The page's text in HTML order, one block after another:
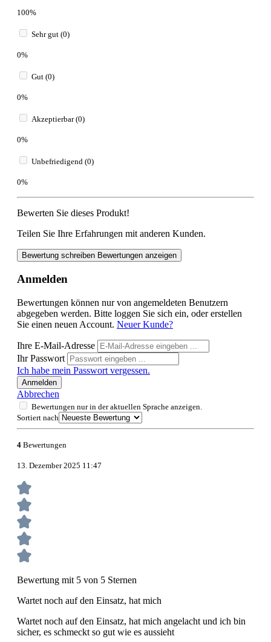
100%
Sehr gut (0)
0%
Gut (0)
0%
Akzeptierbar (0)
0%
Unbefriedigend (0)
0%
Bewerten Sie dieses Produkt!
Teilen Sie Ihre Erfahrungen mit anderen Kunden.
Bewertung schreiben Bewertungen anzeigen
Anmelden
Bewertungen können nur von angemeldeten Benutzern
abgegeben werden. Bitte loggen Sie sich ein, oder erstellen
Sie einen neuen Account. Neuer Kunde?
Ihre E-Mail-Adresse
Ihr Passwort
Ich habe mein Passwort vergessen.
Anmelden
Abbrechen
Bewertungen nur in der aktuellen Sprache anzeigen.
Sortiert nach
4 Bewertungen
13. Dezember 2025 11:47
Bewertung mit 5 von 5 Sternen
Wartet noch auf den Einsatz, hat mich
Wartet noch auf den Einsatz, hat mich angelacht und ich bin
sicher, es schmeckt so gut wie es aussieht